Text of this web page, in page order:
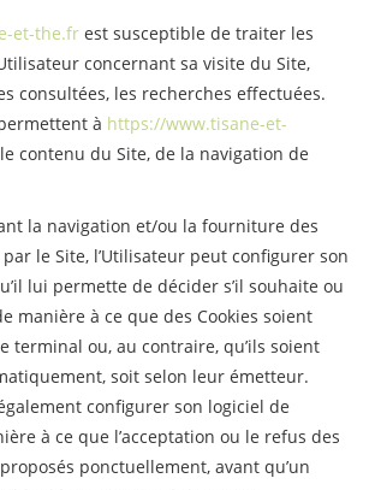
et-the.fr est susceptible de traiter les
concernant sa visite du Site,
consultées, les recherches effectuées.
à https://www.tisane-et-
contenu du Site, de la navigation de
la navigation et/ou la fourniture des
le Site, l’Utilisateur peut configurer son
lui permette de décider s’il souhaite ou
manière à ce que des Cookies soient
terminal ou, au contraire, qu’ils soient
soit selon leur émetteur.
configurer son logiciel de
à ce que l’acceptation ou le refus des
ponctuellement, avant qu’un